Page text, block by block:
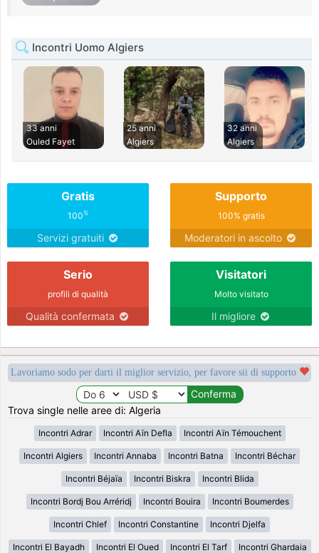
Incontri Uomo Algiers
33 anni
Ouled Fayet
25 anni
Algiers
32 anni
Algiers
Gratis
100%
Servizi gratuiti
Supporto
100% gratis
Moderatori in ascolto
Serio
profili di qualità
Qualità confermata
Visitatori
Molto visitato
Il migliore
Lavoriamo sodo per darti il miglior servizio, per favore sii di supporto
Trova single nelle aree di: Algeria
Incontri Adrar Incontri Aïn Defla Incontri Aïn Témouchent
Incontri Algiers Incontri Annaba Incontri Batna Incontri Béchar
Incontri Béjaïa Incontri Biskra Incontri Blida
Incontri Bordj Bou Arréridj Incontri Bouira Incontri Boumerdes
Incontri Chlef Incontri Constantine Incontri Djelfa
Incontri El Bayadh Incontri El Oued Incontri El Tarf Incontri Ghardaia